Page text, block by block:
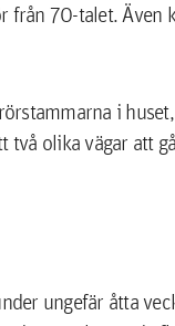
70-talet. Även
i
olika vägar att
ungefär åtta